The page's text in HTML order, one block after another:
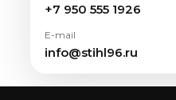
+7 950 555 1926
E-mail
info@stihl96.ru